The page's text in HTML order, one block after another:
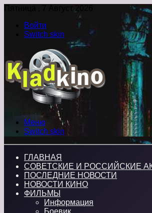
Пятница , 7 Август 2026
Войти
Switch skin
Меню
Switch skin
ГЛАВНАЯ
СОВЕТСКИЕ И РОССИЙСКИЕ
ПОСЛЕДНИЕ НОВОСТИ
НОВОСТИ КИНО
ФИЛЬМЫ
Информация
Боевик